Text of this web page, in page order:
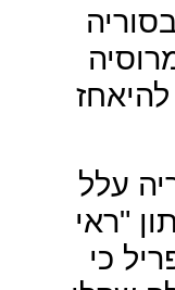
עלל
"ראי
ב-8 באפריל כי